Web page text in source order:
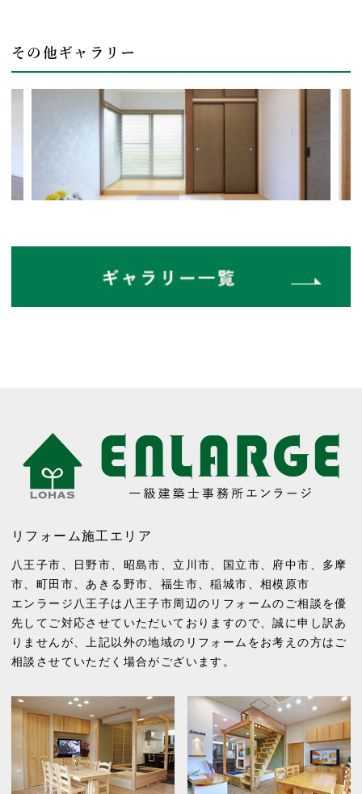
その他ギャラリー
リフォーム施工エリア
八王子市 日野市 昭島市 立川市 国立市 府中市
多摩
市
町田市 あきる野市 福生市 、稲城市 、相模原市
エンラージ八王子は八王子市周辺のリフォームのご相談を優
先してご対応させていただいておりますので、誠に申し訳あ
りませんが、上記以外の地域のリフォームをお考えの方はご
相談させていただく場合がございます。